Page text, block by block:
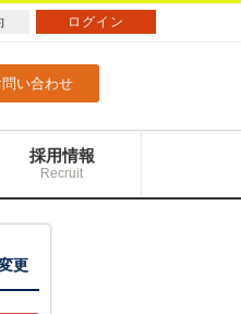
問い合わせ
採用情報
Recruit
更
ログイン